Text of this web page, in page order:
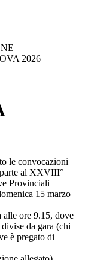
2026
le convocazioni
parte al XXVIII°
Provinciali
15 marzo
alle ore 9.15, dove
da gara (chi
è pregato di